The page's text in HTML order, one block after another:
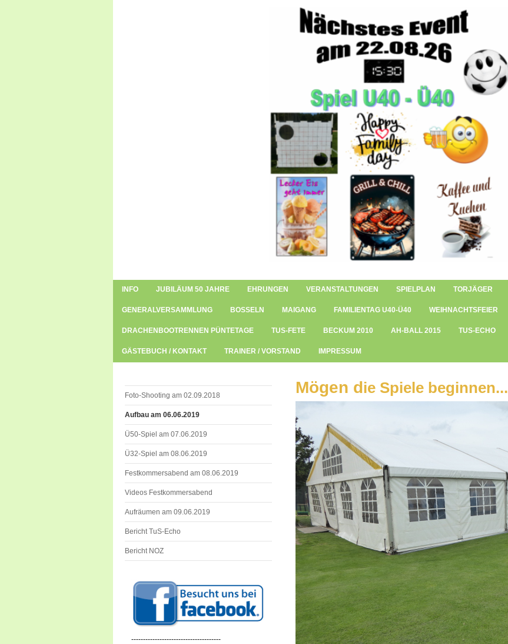
INFO JUBILÄUM 50 JAHRE EHRUNGEN VERANSTALTUNGEN SPIELPLAN TORJÄGER
GENERALVERSAMMLUNG BOSSELN MAIGANG FAMILIENTAG U40-Ü40 WEIHNACHTSFEIER
DRACHENBOOTRENNEN PÜNTETAGE TUS-FETE BECKUM 2010 AH-BALL 2015 TUS-ECHO
GÄSTEBUCH / KONTAKT TRAINER / VORSTAND IMPRESSUM
Foto-Shooting am 02.09.2018
Aufbau am 06.06.2019
Ü50-Spiel am 07.06.2019
Ü32-Spiel am 08.06.2019
Festkommersabend am 08.06.2019
Videos Festkommersabend
Aufräumen am 09.06.2019
Bericht TuS-Echo
Bericht NOZ
--------------------------------------
Mögen die Spiele beginnen...